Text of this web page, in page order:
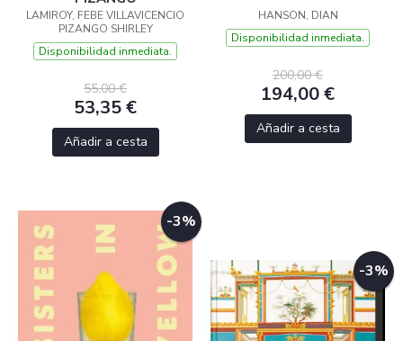
LAMIROY, FEBE VILLAVICENCIO
PIZANGO SHIRLEY
Disponibilidad inmediata.
55,00 €
53,35 €
Añadir a cesta
HANSON, DIAN
Disponibilidad inmediata.
200,00 €
194,00 €
Añadir a cesta
-3%
-3%